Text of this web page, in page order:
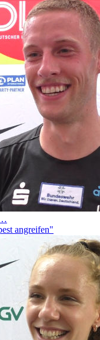
angreifen"